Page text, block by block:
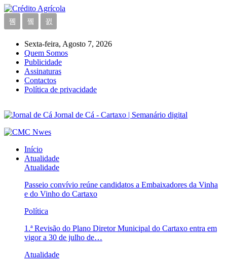
Sexta-feira, Agosto 7, 2026
Quem Somos
Publicidade
Assinaturas
Contactos
Política de privacidade
Jornal de Cá - Cartaxo | Semanário digital
Início
Atualidade
Atualidade
Passeio convívio reúne candidatos a Embaixadores da Vinha
e do Vinho do Cartaxo
Política
1.ª Revisão do Plano Diretor Municipal do Cartaxo entra em
vigor a 30 de julho de…
Atualidade